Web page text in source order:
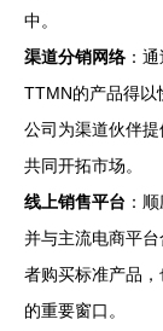
中。
渠道分销网络 ：
TTMN的产品得以
公司为渠道伙伴
共同开拓市场。
线上销售平台 ：
并与主流电商平
者购买标准产品
的重要窗口。